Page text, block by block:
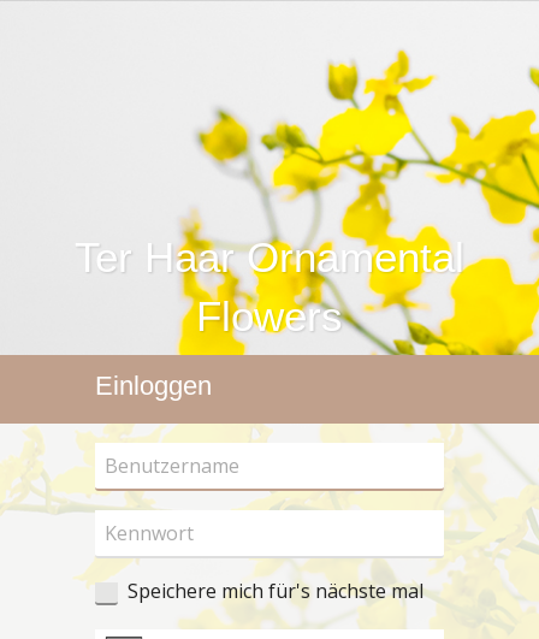
Einloggen
Speichere mich für's nächste mal